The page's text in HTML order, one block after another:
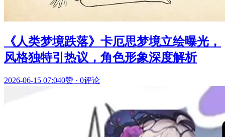
《人类梦境跌落》卡厄思梦境立绘曝光，
风格独特引热议，角色形象深度解析
2026-06-15 07:040赞 · 0评论